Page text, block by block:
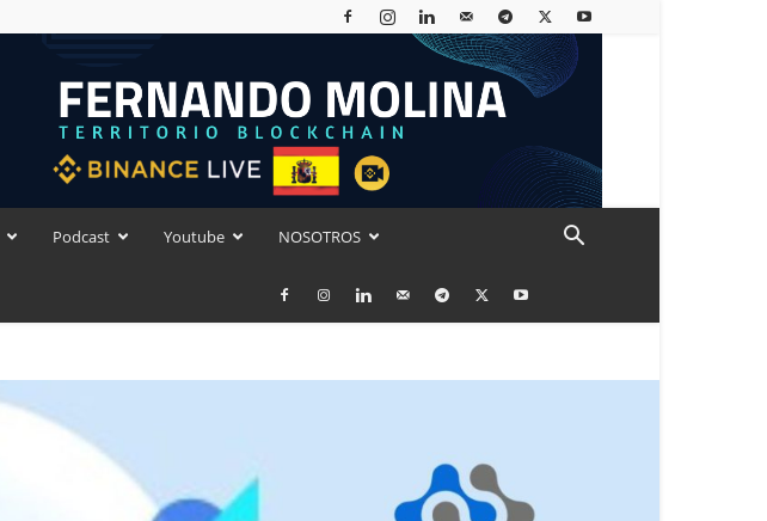
Podcast Youtube NOSOTROS